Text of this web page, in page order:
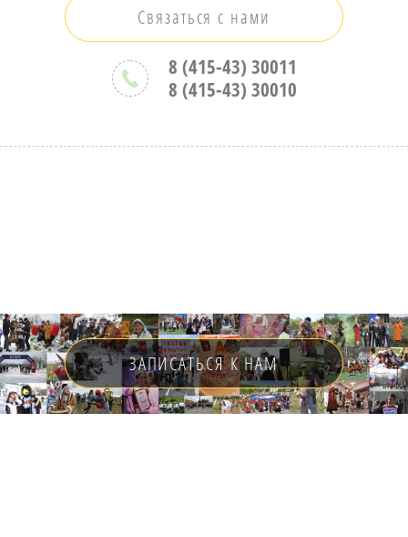
Связаться с нами
8 (415-43) 30011
8 (415-43) 30010
ЗАПИСАТЬСЯ К НАМ